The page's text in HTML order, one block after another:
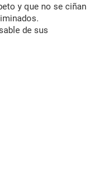
y que no se ciñan
de sus